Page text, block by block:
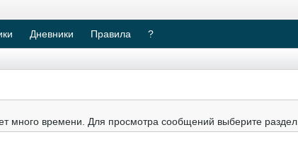
Дневники Правила ?
много времени. Для просмотра сообщений выберите раздел.